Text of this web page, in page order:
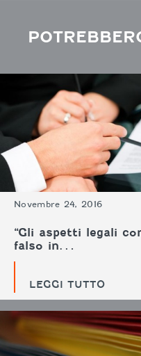
Novembre 24, 2016
“Gli aspetti legali
falso in…
LEGGI TUTTO